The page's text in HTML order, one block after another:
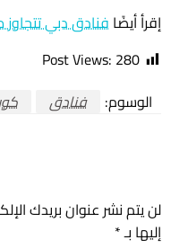
إقرأ أيضًا فنادق دبي
Post Views: 280
الوسوم:
فنادق
لن يتم نشر عنوان بريدك
إليها بـ*